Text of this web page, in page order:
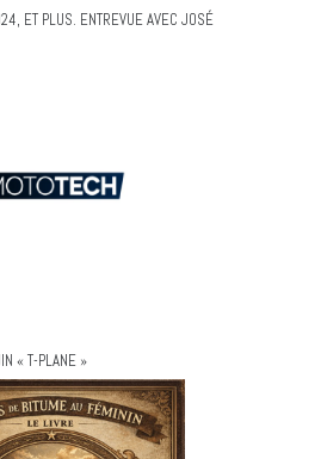
ET PLUS. ENTREVUE AVEC JOSÉ
« T-PLANE »